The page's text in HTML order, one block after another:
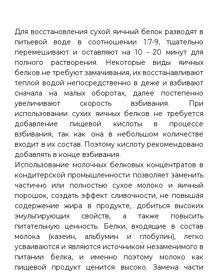
Для восстановления сухой яичный белок разводят в
питьевой воде в соотношении 1:7-9, тщательно
перемешивают и оставляют на 10 - 20 минут для
полного растворения. Некоторые виды яичных
белков не требуют замачивания, их восстанавливают
теплой водой непосредственно в деже и взбивают
сначала на малых оборотах, далее постепенно
увеличивают скорость взбивания. При
использовании сухих яичных белков не требуется
добавление пищевой кислоты в процессе
взбивания, так как она в небольшом количестве
входит в их состав. Поэтому кислоту рекомендовано
добавлять в конце взбивания.
Использование молочных белковых концентратов в
кондитерской промышленности позволяет заменить
частично или полностью сухое молоко и яичный
порошок, создать эффект сливочности, не повышая
содержение жира в продукте, добиться высоких
эмульгирующих свойств, а также повысить
питательную ценность. Белки, входящие в состав
молока (казеин, альбумин и глобулин), легко
усваиваются и являются источником незаменимого в
питании белка, и именно поэтому молоко как
пищевой продукт ценится высоко. Замена части